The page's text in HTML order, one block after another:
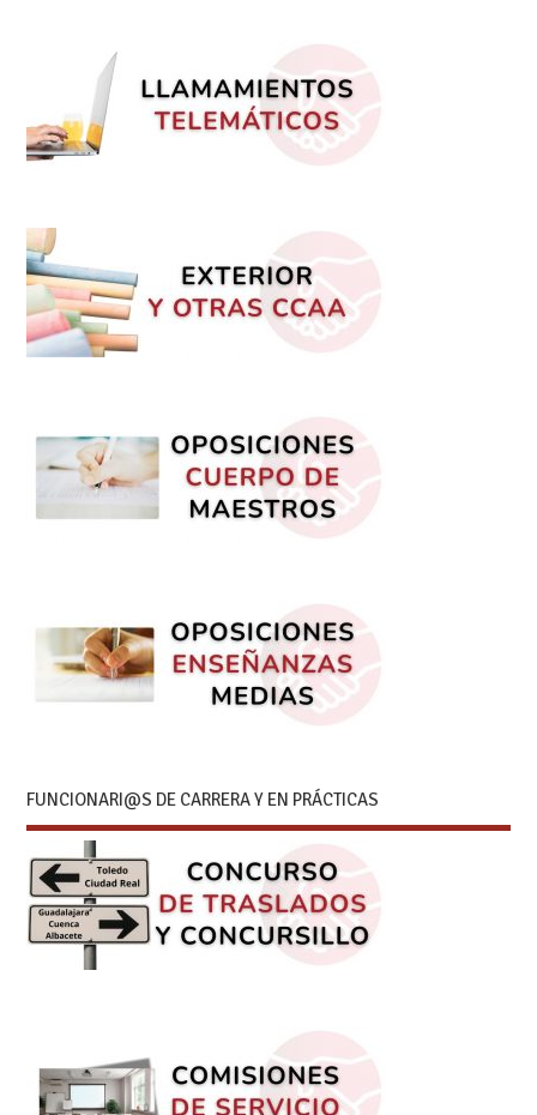
FUNCIONARI@S DE CARRERA Y EN PRÁCTICAS